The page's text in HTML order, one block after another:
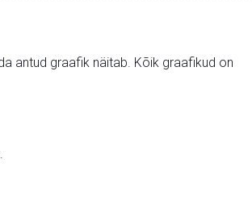
antud graafik näitab. Kõik graafikud on